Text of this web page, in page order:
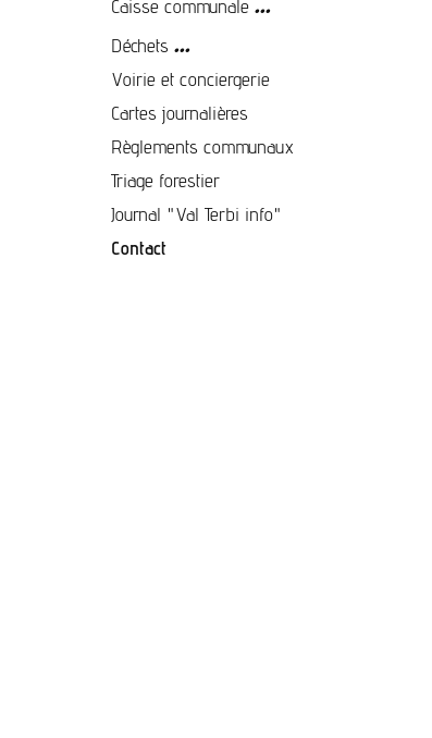
Caisse communale
Déchets ...
Voirie et conciergerie
Cartes journalières
Règlements communaux
Triage forestier
Journal "Val Terbi info"
Contact